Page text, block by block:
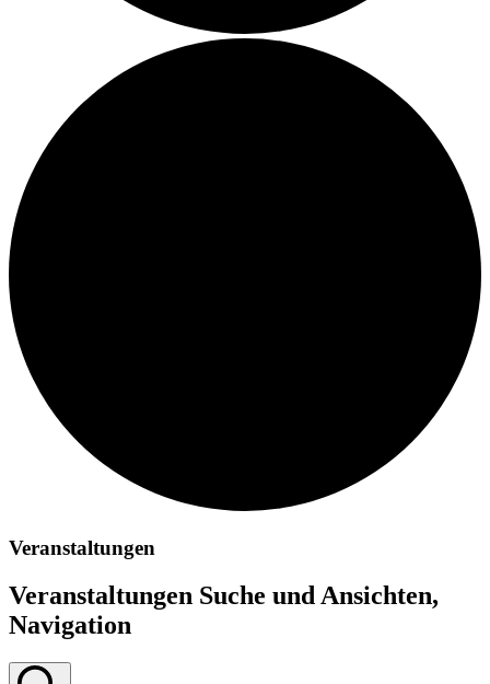
Veranstaltungen
Veranstaltungen Suche und Ansichten,
Navigation